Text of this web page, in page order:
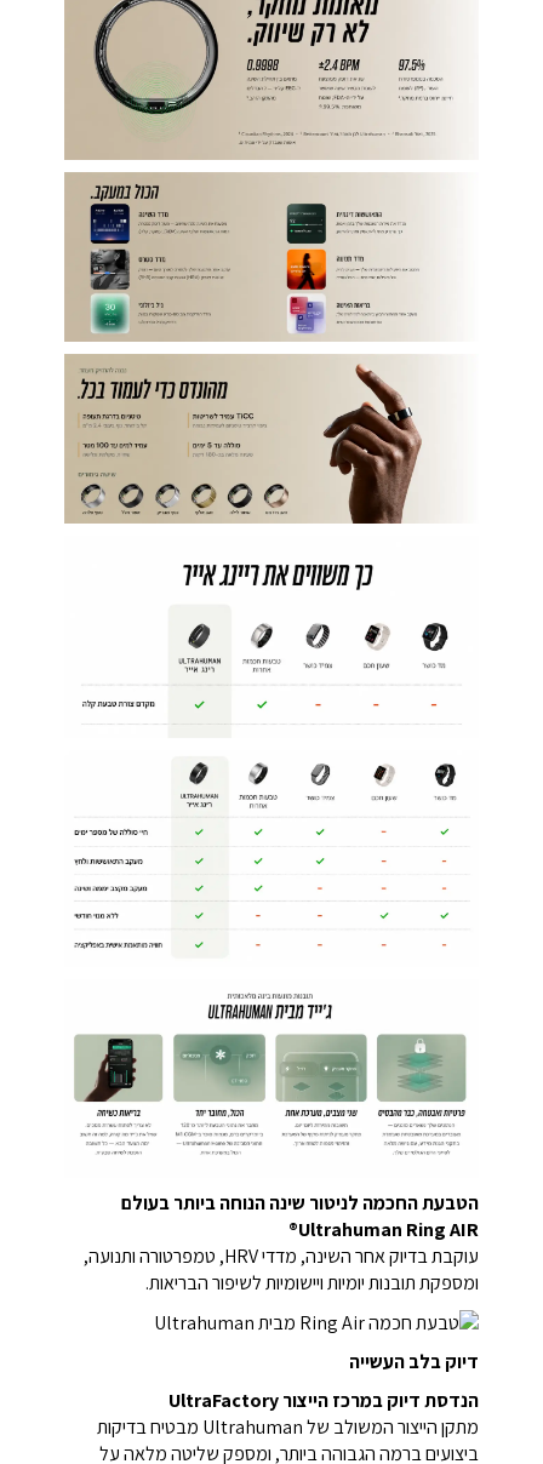
הטבעת החכמה לניטור שינה הנוחה ביותר בעולם
Ultrahuman Ring AIR®
עוקבת בדיוק אחר השינה, מדדי HRV, טמפרטורה ותנועה,
ומספקת תובנות יומיות ויישומיות לשיפור הבריאות.
דיוק בלב העשייה
הנדסת דיוק במרכז הייצור UltraFactory
מתקן הייצור המשולב של Ultrahuman מבטיח בדיקות
ביצועים ברמה הגבוהה ביותר, ומספק שליטה מלאה על